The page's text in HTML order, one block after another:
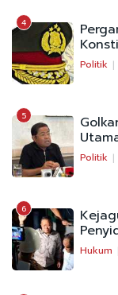
4
Politik
5
Politik
6
Hukum